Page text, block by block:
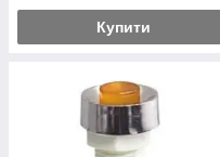
Купити